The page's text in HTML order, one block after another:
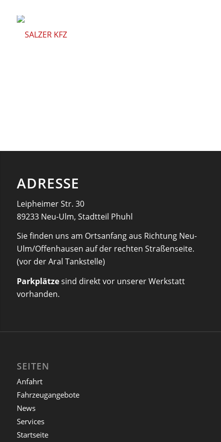
ADRESSE
Leipheimer Str. 30
89233 Neu-Ulm, Stadtteil Phuhl
Sie finden uns am Ortsanfang aus Richtung Neu-
Ulm/Offenhausen auf der rechten Straßenseite.
(vor der Aral Tankstelle)
Parkplätzesind direkt vor unserer Werkstatt
vorhanden.
SEITEN
Anfahrt
Fahrzeugangebote
News
Services
Startseite